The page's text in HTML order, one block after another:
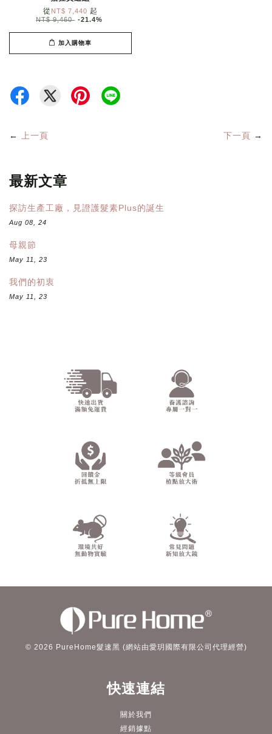
從 NT$ 7,440 起
NT$ 9,460 -21.4%
加入購物車
← 上一頁 下一頁 →
最新文章
探訪生產工廠，見證護髮素Plus的誕生
Aug 08, 24
母親節
May 11, 23
我們的初衷
May 11, 23
© 2026 PureHome髮速黑 (網站由愛玥國際有限公司代理經營)
快速連結
關於我們
經銷據點